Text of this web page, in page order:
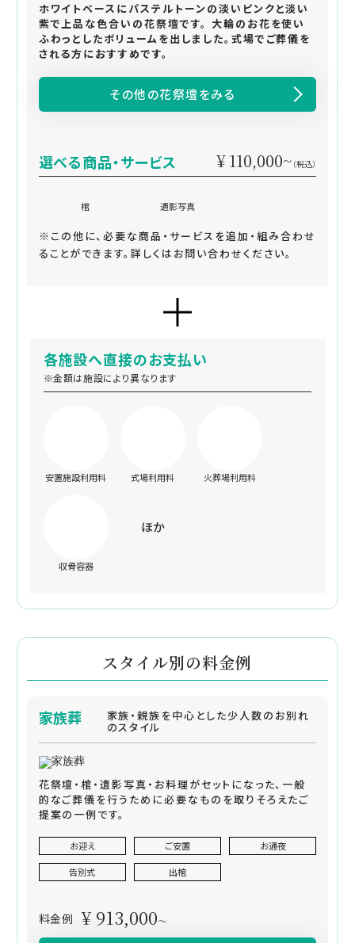
ホワイトベースにパステルトーンの淡いピンクと淡い
紫で上品な色合いの花祭壇です。 大輪のお花を使い
ふわっとしたボリュームを出しました。式場でご葬儀を
される方におすすめです。
その他の花祭壇をみる
選べる商品・サービス ¥ 110,000~ （税込）
棺 遺影写真
※この他に、必要な商品・サービスを追加・組み合わせ
ることができます。詳しくはお問い合わせください。
各施設へ直接のお支払い
※金額は施設により異なります
安置施設利用料 式場利用料 火葬場利用料
収骨容器
ほか
スタイル別の料金例
家族葬 家族・親族を中心とした少人数のお別れ
のスタイル
花祭壇・棺・遺影写真・お料理がセットになった、一般
的なご葬儀を行うために必要なものを取りそろえたご
提案の一例です。
お迎え ご安置 お通夜
告別式 出棺
料金例 ¥ 913,000～